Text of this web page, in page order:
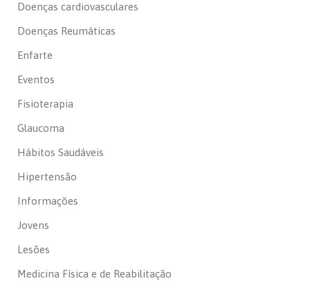
Doenças cardiovasculares
Doenças Reumáticas
Enfarte
Eventos
Fisioterapia
Glaucoma
Hábitos Saudáveis
Hipertensão
Informações
Jovens
Lesões
Medicina Física e de Reabilitação